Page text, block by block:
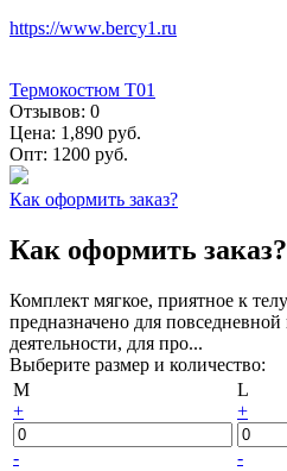
https://www.bercy1.ru
Термокостюм Т01
Отзывов: 0
Цена: 1,890 руб.
Опт: 1200 руб.
Как оформить заказ?
Как оформить заказ?
Комплект мягкое, приятное к
предназначено для
деятельности, для про...
Выберите размер и количество:
M
+
-
L
+
-